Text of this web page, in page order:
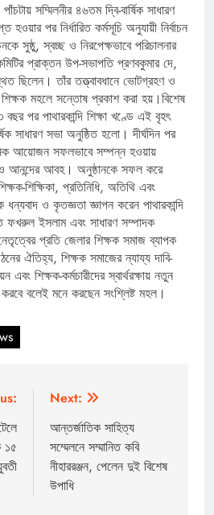
সম্মিলনীর ৪৬তম দ্বি-বার্ষিক সাধারণ
পর নির্ধারিত কর্মসূচি অনুযায়ী নির্বাচন
সুষ্ঠু, স্বচ্ছ ও নিরপেক্ষভাবে পরিচালনার
প্রাক্তন উপ-সভাপতি প্রণবকুমার দে,
ছিলেন। তাঁর তত্ত্বাবধানে ভোটগ্রহণ ও
শিক্ষক মহলে সন্তোষ প্রকাশ করা হয়।বিশেষ
পর পাথারকান্দি শিক্ষা খণ্ডে এই বৃহৎ
সাধারণ সভা অনুষ্ঠিত হলো। দীর্ঘদিন পর
আয়োজন সফলভাবে সম্পন্ন হওয়ায়
আবহ। অনুষ্ঠানকে সফল করে
শিক্ষিকা, প্রতিনিধি, অতিথি এবং
ও কৃতজ্ঞতা জ্ঞাপন করেন পাথারকান্দি
ফখরুল ইসলাম এবং সাধারণ সম্পাদক
প্রতি জেলার শিক্ষক সমাজ ব্যাপক
ঐতিহ্য, শিক্ষক সমাজের ন্যায্য দাবি-
এবং শিক্ষক-কর্মচারীদের স্বার্থরক্ষায় নতুন
বলেই মনে করছেন সংশ্লিষ্ট মহল।
১৫
Next:
আন্তর্জাতিক সাহিত্য
সম্মেলনে সম্মানিত কবি
নীহাররঞ্জন, পেলেন দুই বিশেষ
উপাধি